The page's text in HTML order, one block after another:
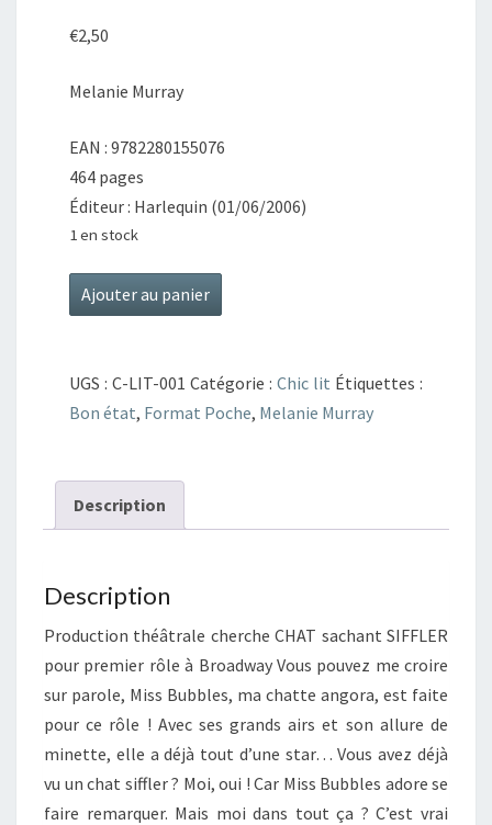
€2,50
Melanie Murray
EAN : 9782280155076
464 pages
Éditeur : Harlequin (01/06/2006)
1 en stock
quantité
de
Bubbles
vole
Ajouter au panier
UGS : C-LIT-001 Catégorie : Chic lit Étiquettes :
Bon état, Format Poche, Melanie Murray
Description
Description
Production théâtrale cherche CHAT sachant SIFFLER
pour premier rôle à Broadway Vous pouvez me croire
sur parole, Miss Bubbles, ma chatte angora, est faite
pour ce rôle ! Avec ses grands airs et son allure de
minette, elle a déjà tout d’une star… Vous avez déjà
vu un chat siffler ? Moi, oui ! Car Miss Bubbles adore se
faire remarquer. Mais moi dans tout ça ? C’est vrai